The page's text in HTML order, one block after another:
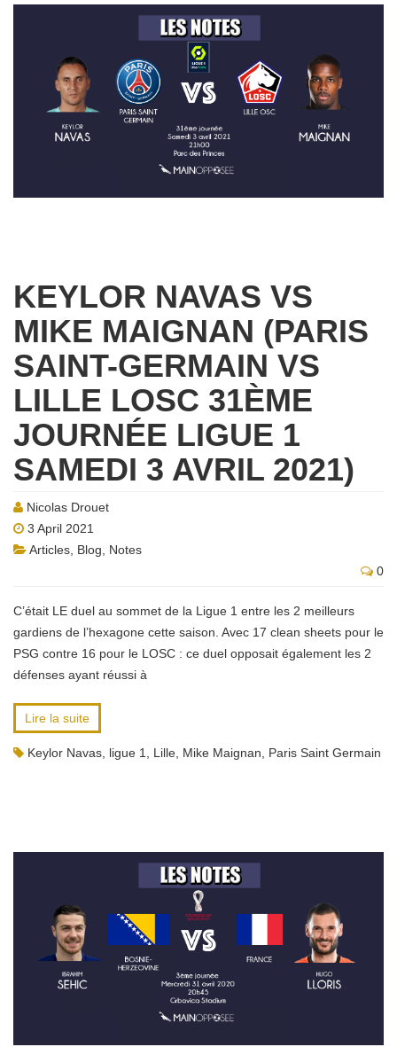
KEYLOR NAVAS VS
MIKE MAIGNAN (PARIS
SAINT-GERMAIN VS
LILLE LOSC 31ÈME
JOURNÉE LIGUE 1
SAMEDI 3 AVRIL 2021)
Nicolas Drouet
3 April 2021
Articles Blog
Notes
0
C’était LE duel au sommet de la Ligue 1 entre les 2 meilleurs
gardiens de l’hexagone cette saison. Avec 17 clean sheets pour le
PSG contre 16 pour le LOSC : ce duel opposait également les 2
défenses ayant réussi à
Lire la suite
Keylor Navas ligue 1 Lille Mike Maignan Paris Saint Germain